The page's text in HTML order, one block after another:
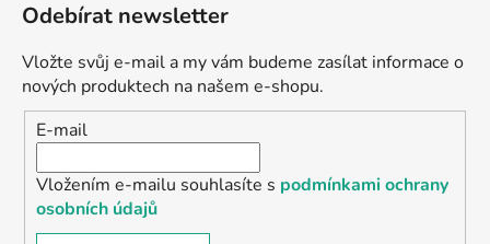
Odebírat newsletter
Vložte svůj e-mail a my vám budeme zasílat informace o
nových produktech na našem e-shopu.
E-mail
Vložením e-mailu souhlasíte s podmínkami ochrany
osobních údajů